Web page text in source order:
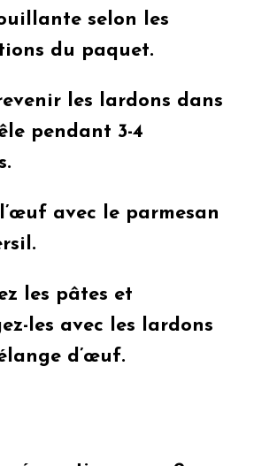
selon les
du paquet.
les lardons dans
pendant 3-4
avec le parmesan
les pâtes et
les avec les lardons
d’œuf.